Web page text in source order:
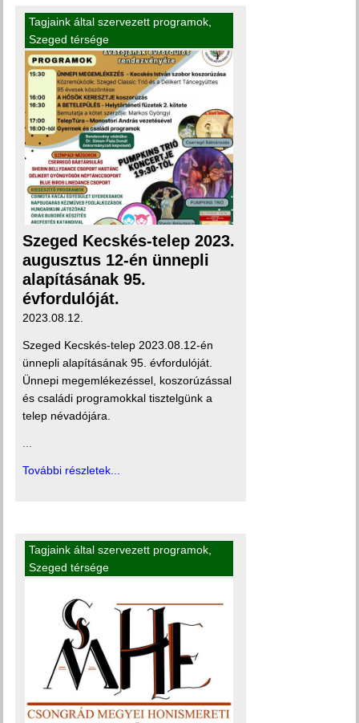
Tagjaink által szervezett programok
Szeged térsége
Szeged Kecskés-telep 2023.
augusztus 12-én ünnepli
alapításának 95.
évfordulóját.
2023.08.12.
Szeged Kecskés-telep 2023.08.12-én
ünnepli alapításának 95. évfordulóját.
Ünnepi megemlékezéssel, koszorúzással
és családi programokkal tisztelgünk a
telep névadójára.
További részletek...
Tagjaink által szervezett programok
Szeged térsége